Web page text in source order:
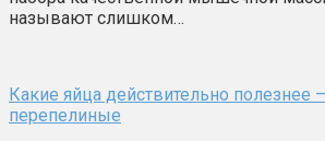
называют слишком…
Какие яйца действительно полезнее
перепелиные